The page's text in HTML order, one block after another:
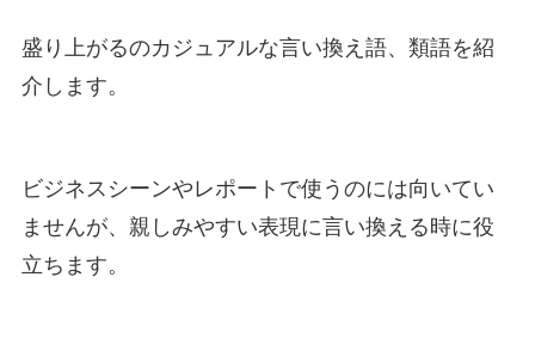
盛り上がるのカジュアルな言い換え語、類語を紹
介します。
ビジネスシーンやレポートで使うのには向いてい
ませんが、親しみやすい表現に言い換える時に役
立ちます。